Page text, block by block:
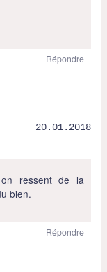
Répondre
20.01.2018
ressent de la
bien.
Répondre